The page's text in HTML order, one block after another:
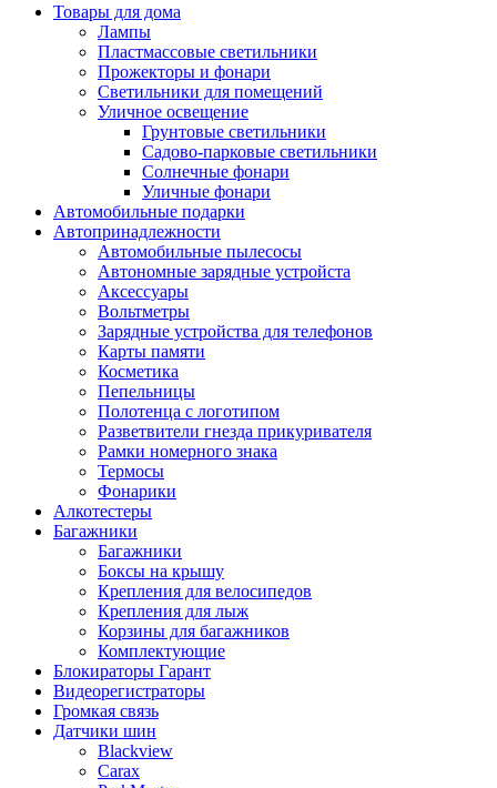
Товары для дома
Лампы
Пластмассовые светильники
Прожекторы и фонари
Светильники для помещений
Уличное освещение
Грунтовые светильники
Садово-парковые светильники
Солнечные фонари
Уличные фонари
Автомобильные подарки
Автопринадлежности
Автомобильные пылесосы
Автономные зарядные устройста
Аксессуары
Вольтметры
Зарядные устройства для телефонов
Карты памяти
Косметика
Пепельницы
Полотенца с логотипом
Разветвители гнезда прикуривателя
Рамки номерного знака
Термосы
Фонарики
Алкотестеры
Багажники
Багажники
Боксы на крышу
Крепления для велосипедов
Крепления для лыж
Корзины для багажников
Комплектующие
Блокираторы Гарант
Видеорегистраторы
Громкая связь
Датчики шин
Blackview
Carax